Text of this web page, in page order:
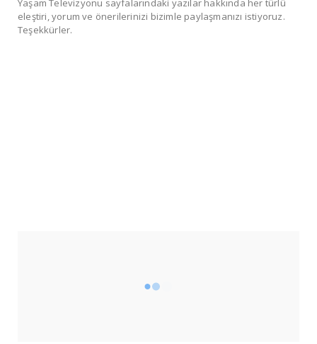
Yaşam Televizyonu sayfalarındaki yazılar hakkında her türlü
eleştiri, yorum ve önerilerinizi bizimle paylaşmanızı istiyoruz.
Teşekkürler.